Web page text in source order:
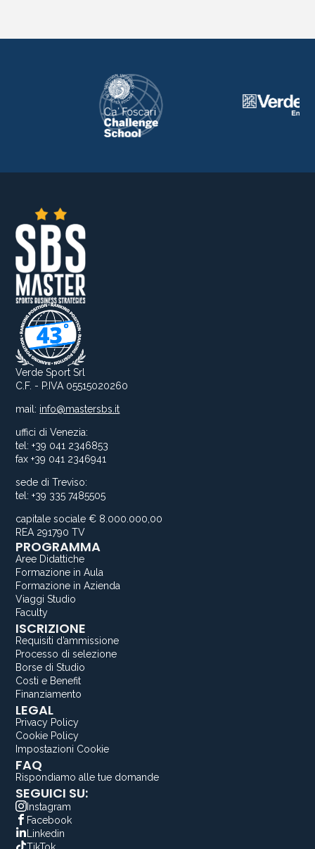
Verde Sport Srl
C.F. - P.IVA 05515020260
mail: info@mastersbs.it
uffici di Venezia:
tel: +39 041 2346853
fax +39 041 2346941
sede di Treviso:
tel: +39 335 7485505
capitale sociale € 8.000.000,00
REA 291790 TV
PROGRAMMA
Aree Didattiche
Formazione in Aula
Formazione in Azienda
Viaggi Studio
Faculty
ISCRIZIONE
Requisiti d’ammissione
Processo di selezione
Borse di Studio
Costi e Benefit
Finanziamento
LEGAL
Privacy Policy
Cookie Policy
Impostazioni Cookie
FAQ
Rispondiamo alle tue domande
SEGUICI SU:
Instagram
Facebook
Linkedin